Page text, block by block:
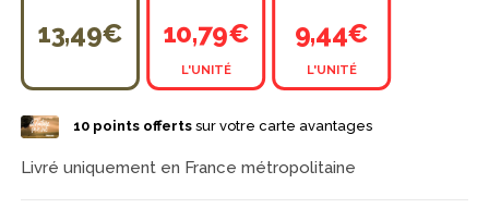
13,49€ 10,79€
L'UNITÉ
9,44€
L'UNITÉ
10points offertssur votre carte avantages
Livré uniquement en France métropolitaine